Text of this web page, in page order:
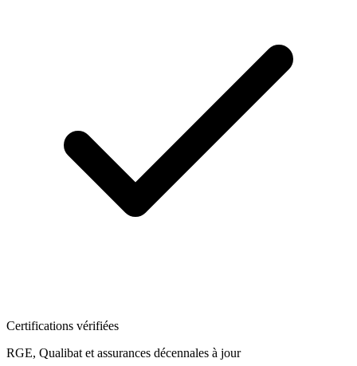
Certifications vérifiées
RGE, Qualibat et assurances décennales à jour